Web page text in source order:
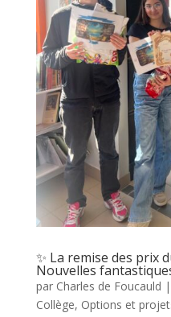
✨ La remise des prix
Nouvelles
par Charles de Foucauld |
Collège, Options et